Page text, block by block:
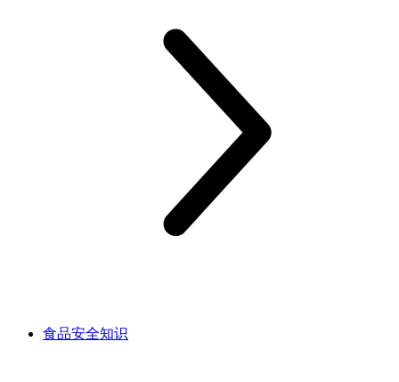
食品安全知识